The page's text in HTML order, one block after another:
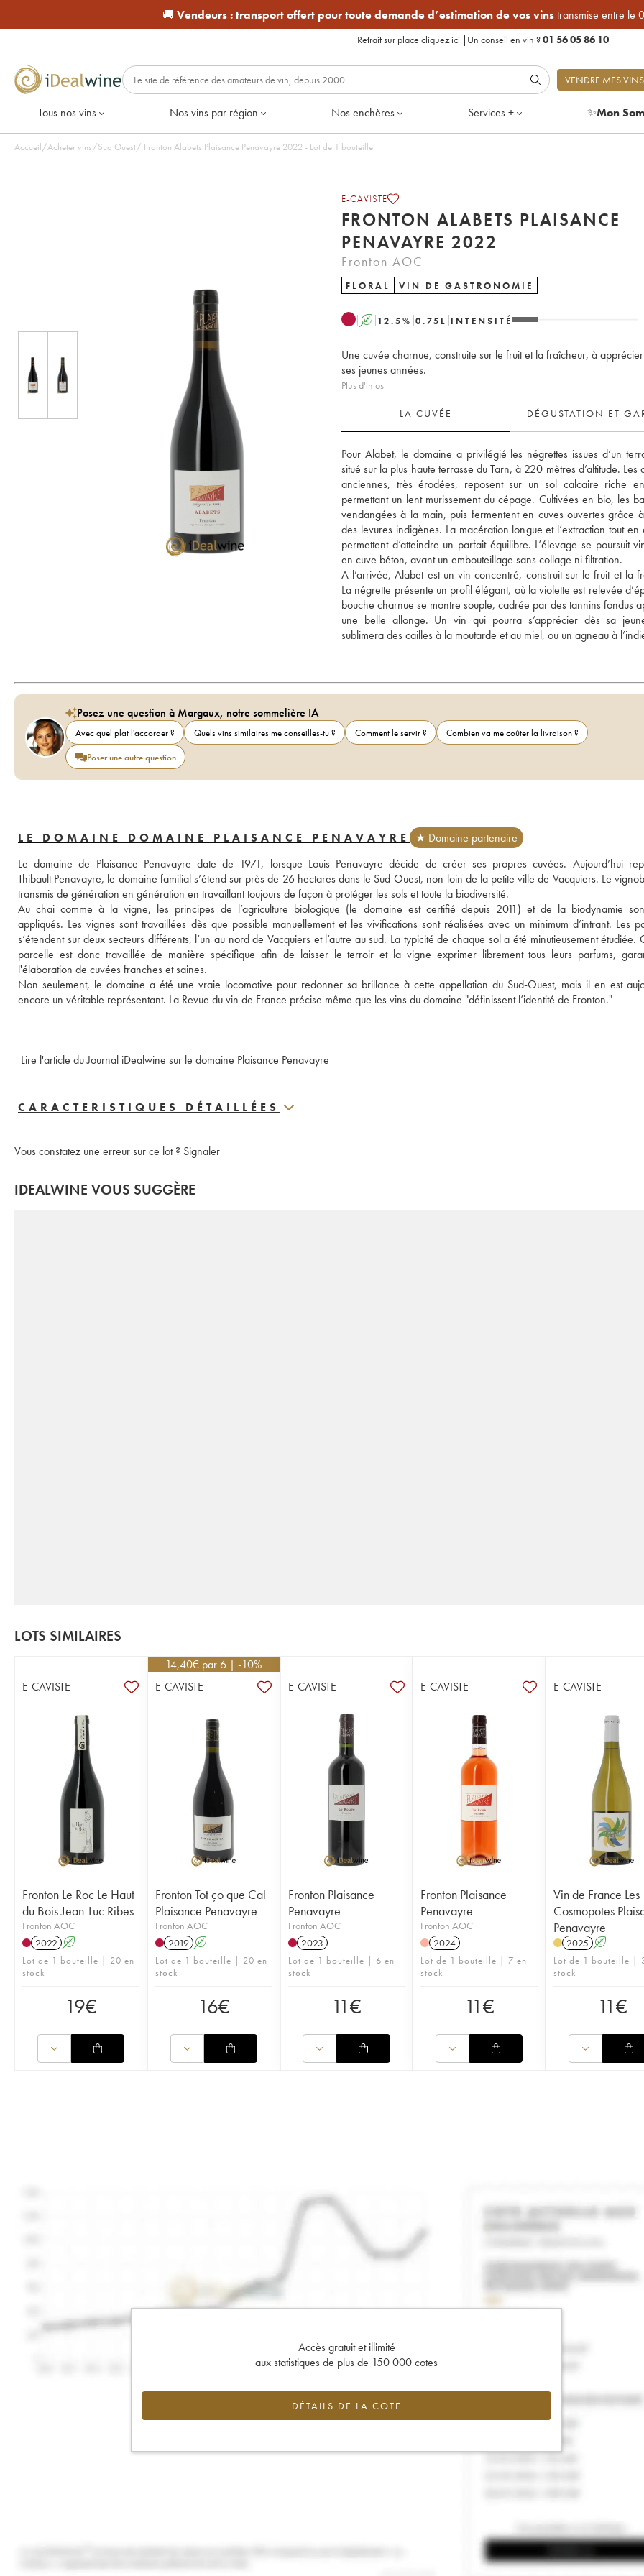
🚚 Vendeurs :transport offert pour toute demande d’estimation de vos vinstransmise entre le
Retrait sur place cliquez ici | Un conseil en vin ?01 56 05 86 10
VENDRE MES VINS
Tous nos vins Nos vins par région Nos enchères Services + ✨Mon
Accueil/Acheter vins/Sud Ouest/ Fronton Alabets Plaisance Penavayre 2022 - Lot de 1 bouteille
E-CAVISTE
FRONTON ALABETS PLAISANCE
PENAVAYRE 2022
Fronton AOC
FLORAL VIN DE GASTRONOMIE
A 12.5% 0.75 L INTENSITÉ
Une cuvée charnue, construite sur le fruit et la fraîcheur, à
ses jeunes années.
Plus d'infos
LA CUVÉE DÉGUSTATION ET
Pour Alabet, le domaine a privilégié les négrettes issues d’un
situé sur la plus haute terrasse du Tarn, à 220 mètres d’altitude. Les
anciennes, très érodées, reposent sur un sol calcaire riche
permettant un lent murissement du cépage. Cultivées en bio, les
vendangées à la main, puis fermentent en cuves ouvertes grâce à
des levures indigènes. La macération longue et l’extraction tout en
permettent d’atteindre un parfait équilibre. L’élevage se poursuit
en cuve béton, avant un embouteillage sans collage ni filtration.
A l’arrivée, Alabet est un vin concentré, construit sur le fruit et la
La négrette présente un profil élégant, où la violette est relevée
bouche charnue se montre souple, cadrée par des tannins fondus
une belle allonge. Un vin qui pourra s’apprécier dès sa
sublimera des cailles à la moutarde et au miel, ou un agneau à
Posez une question à Margaux, notre sommelière IA
Avec quel plat l'accorder ? Quels vins similaires me conseilles-tu ? Comment le servir ?
Combien va me coûter la livraison ?
Poser une autre question
LE DOMAINE DOMAINE PLAISANCE PENAVAYRE
★ Domaine partenaire
Le domaine de Plaisance Penavayre date de 1971, lorsque Louis Penavayre décide de créer ses propres cuvées. Aujourd’hui
Thibault Penavayre, le domaine familial s’étend sur près de 26 hectares dans le Sud-Ouest, non loin de la petite ville de Vacquiers. Le
transmis de génération en génération en travaillant toujours de façon à protéger les sols et toute la biodiversité.
Au chai comme à la vigne, les principes de l’agriculture biologique (le domaine est certifié depuis 2011) et de la biodynamie
appliqués. Les vignes sont travaillées dès que possible manuellement et les vivifications sont réalisées avec un minimum d’intrant. Les
s’étendent sur deux secteurs différents, l’un au nord de Vacquiers et l’autre au sud. La typicité de chaque sol a été minutieusement étudiée.
parcelle est donc travaillée de manière spécifique afin de laisser le terroir et la vigne exprimer librement tous leurs parfums,
l'élaboration de cuvées franches et saines.
Non seulement, le domaine a été une vraie locomotive pour redonner sa brillance à cette appellation du Sud-Ouest, mais il en est
encore un véritable représentant. La Revue du vin de France précise même que les vins du domaine "définissent l’identité de Fronton."
Lire l'article du Journal iDealwine sur le domaine Plaisance Penavayre
CARACTERISTIQUES DÉTAILLÉES
Vous constatez une erreur sur ce lot ? Signaler
IDEALWINE VOUS SUGGÈRE
LOTS SIMILAIRES
E-CAVISTE
Fronton Le Roc Le Haut
du Bois Jean-Luc Ribes
Fronton AOC
2022 A
Lot de 1 bouteille | 20 en
stock
19€
14,40€ par 6 | -10%
E-CAVISTE
Fronton Tot ço que Cal
Plaisance Penavayre
Fronton AOC
2019 A
Lot de 1 bouteille | 20 en
stock
16€
E-CAVISTE
Fronton Plaisance
Penavayre
Fronton AOC
2023
Lot de 1 bouteille | 6 en
stock
11€
E-CAVISTE
Fronton Plaisance
Penavayre
Fronton AOC
2024
Lot de 1 bouteille | 7 en
stock
11€
E-CAVISTE
Vin de France Les
Cosmopotes
Penavayre
2025 A
Lot de 1 bouteille |
stock
11€
Accès gratuit et illimité
aux statistiques de plus de 150 000 cotes
DÉTAILS DE LA COTE